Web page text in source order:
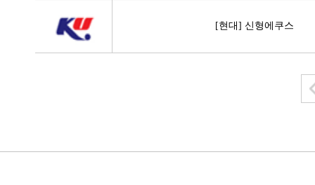
[현대] 신형에쿠스